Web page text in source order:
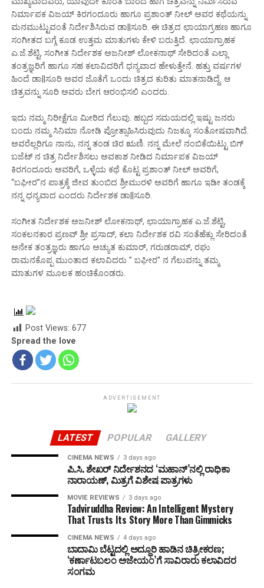
ನಿರ್ಮಾಪಕ ವಿಜಯ್ ಕಿರಗಂದೂರು ಹಾಗೂ ಪ್ರಶಾಂತ್ ನೀಲ್ ಅವರ ಕಥೆಯನ್ನು
ಮನಮುಟ್ಟುವಂತೆ ನಿರ್ದೇಶಿಸಿರುವ ಡಾ||ಸೂರಿ. ಈ ಚಿತ್ರದ ಛಾಯಾಗ್ರಹಣ ಹಾಗೂ
ಸಂಗೀತದ ಬಗ್ಗೆ ಕೂಡ ಉತ್ತಮ ಮಾತುಗಳು ಕೇಳಿ ಬರುತ್ತಿದೆ. ಛಾಯಾಗ್ರಾಹಕ
ಎ.ಜೆ.ಶೆಟ್ಟಿ, ಸಂಗೀತ ನಿರ್ದೇಶಕ ಅಜನೀಶ್ ಲೋಕನಾಥ್ ಸೇರಿದಂತೆ ಎಲ್ಲಾ
ತಂತ್ರಜ್ಞರಿಗೆ ಹಾಗೂ ಸಹ ಕಲಾವಿದರಿಗೆ ಧನ್ಯವಾದ ಹೇಳುತ್ತೇನೆ. ಹತ್ತು ವರ್ಷಗಳ
ಹಿಂದೆ ಡಾ||ಸೂರಿ ಅವರ ಜೊತೆಗೆ ಒಂದು ಚಿತ್ರದ ಕುರಿತು ಮಾತನಾಡಿದ್ದೆ‌. ಆ
ಚಿತ್ರವನ್ನು ಸೂರಿ ಅವರು ಬೇಗ ಆರಂಭಿಸಲಿ ಎಂದರು.
ಇದು ನಮ್ಮ ನಿರೀಕ್ಷೆಗೂ ಮೀರಿದ ಗೆಲುವು. ಹಬ್ಬದ ಸಮಯದಲ್ಲಿ ಇಷ್ಟು ಜನರು
ಬಂದು ನಮ್ಮ ಸಿನಿಮಾ ನೋಡಿ ಪ್ರೋತ್ಸಾಹಿಸಿರುವುದು ನಿಜಕ್ಕೂ ಸಂತೋಷವಾಗಿದೆ.
ಅವರೆಲ್ಲರಿಗೂ ನಾನು, ನನ್ನ ತಂಡ ಚಿರ ಋಣಿ. ನನ್ನ ಮೇಲೆ ನಂಬಿಕೆಯಿಟ್ಟು ಬಿಗ್
ಬಜೆಟ್ ನ ಚಿತ್ರ ನಿರ್ದೇಶಿಸಲು ಅವಕಾಶ ನೀಡಿದ ನಿರ್ಮಾಪಕ ವಿಜಯ್
ಕಿರಗಂದೂರು ಅವರಿಗೆ, ಒಳ್ಳೆಯ ಕಥೆ ಕೊಟ್ಟ ಪ್ರಶಾಂತ್ ನೀಲ್ ಅವರಿಗೆ,
“ಬಘೀರ”ನ ಪಾತ್ರಕ್ಕೆ ಜೀವ ತುಂಬಿದ ಶ್ರೀಮುರಳಿ ಅವರಿಗೆ ಹಾಗೂ ಇಡೀ ತಂಡಕ್ಕೆ
ನನ್ನ ಧನ್ಯವಾದ ಎಂದರು ನಿರ್ದೇಶಕ ಡಾ||ಸೂರಿ.
ಸಂಗೀತ ನಿರ್ದೇಶಕ ಅಜನೀಶ್ ಲೋಕನಾಥ್, ಛಾಯಾಗ್ರಾಹಕ ಎ.ಜೆ.ಶೆಟ್ಟಿ,
ಸಂಕಲನಕಾರ ಪ್ರಣವ್ ಶ್ರೀ ಪ್ರಸಾದ್, ಕಲಾ ನಿರ್ದೇಶಕ ರವಿ ಸಂತೆಹೆಕ್ಲು ಸೇರಿದಂತೆ
ಅನೇಕ ತಂತ್ರಜ್ಞರು ಹಾಗೂ ಅಚ್ಯುತ ಕುಮಾರ್, ಗರುಡರಾಮ್, ರಘು
ರಾಮನಕೊಪ್ಪ ಮುಂತಾದ ಕಲಾವಿದರು ” ಬಘೀರ” ನ ಗೆಲುವನ್ನು ತಮ್ಮ
ಮಾತುಗಳ ಮೂಲಕ ಹಂಚಿಕೊಂಡರು.
Post Views: 677
Spread the love
ADVERTISEMENT
LATEST POPULAR GALLERY
CINEMA NEWS 3 days ago
ಪಿ.ಸಿ. ಶೇಖರ್ ನಿರ್ದೇಶನದ ‘ಮಹಾನ್’ನಲ್ಲಿ ರಾಧಿಕಾ
ನಾರಾಯಣ್, ಮಿತ್ರಗೆ ವಿಶೇಷ ಪಾತ್ರಗಳು
MOVIE REVIEWS 3 days ago
Tadviruddha Review: An Intelligent Mystery
That Trusts Its Story More Than Gimmicks
CINEMA NEWS 4 days ago
ಬಾದಾಮಿ ಬೆಟ್ಟದಲ್ಲಿ ಅದ್ಧೂರಿ ಹಾಡಿನ ಚಿತ್ರೀಕರಣ;
‘ಕರ್ಣಾಟಬಲಂ ಅಜೇಯಂ’ಗೆ ಸಾವಿರಾರು ಕಲಾವಿದರ
ಸಂಗಮ